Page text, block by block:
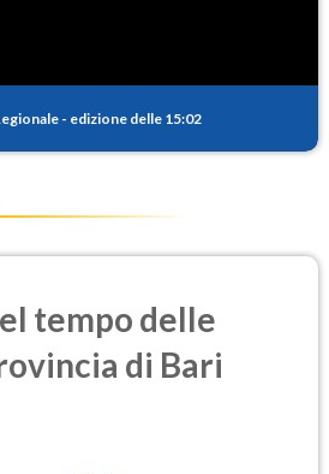
- edizione delle 15:02
tempo delle
di Bari